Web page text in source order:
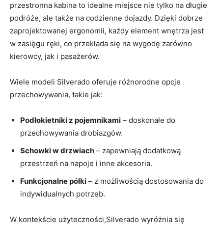
przestronna kabina to idealne miejsce nie tylko na długie
podróże, ale także na codzienne dojazdy. Dzięki dobrze
zaprojektowanej ergonomii, każdy element wnętrza jest
w zasięgu ręki, co przekłada się na wygodę zarówno
kierowcy, jak i pasażerów.
Wiele modeli Silverado oferuje różnorodne opcje
przechowywania, takie jak:
Podłokietniki z pojemnikami – doskonałe do
przechowywania drobiazgów.
Schowki w drzwiach – zapewniają dodatkową
przestrzeń na napoje i inne akcesoria.
Funkcjonalne półki – z możliwością dostosowania do
indywidualnych potrzeb.
W kontekście użyteczności,Silverado wyróżnia się